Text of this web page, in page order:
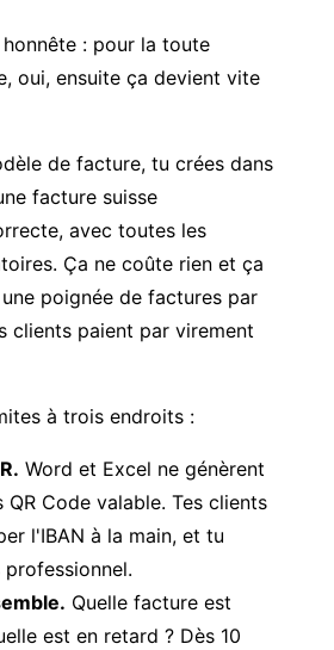
: pour la toute
oui, ensuite ça devient vite
de facture, tu crées dans
facture suisse
avec toutes les
Ça ne coûte rien et ça
poignée de factures par
clients paient par virement
à trois endroits :
Word et Excel ne génèrent
QR Code valable. Tes clients
l'IBAN à la main, et tu
Quelle facture est
est en retard ? Dès 10